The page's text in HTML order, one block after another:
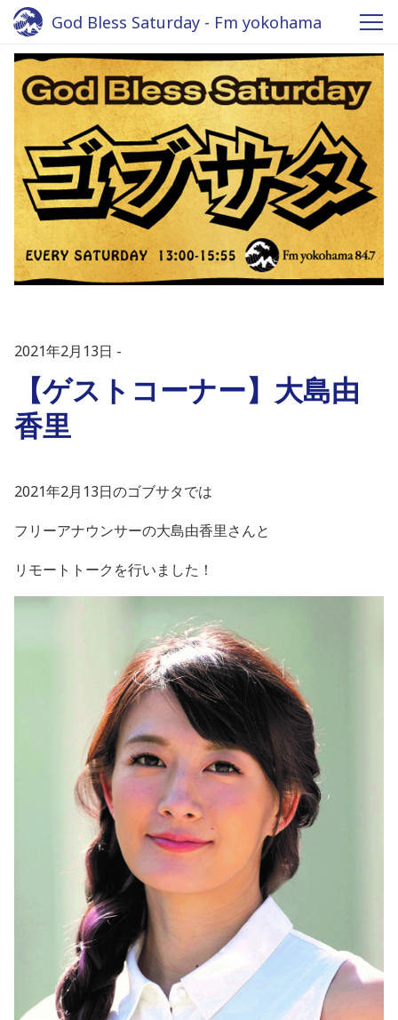
God Bless Saturday - Fm yokohama
2021年2月13日
【ゲストコーナー】大島由
香里
2021年2月13日のゴブサタでは
フリーアナウンサーの大島由香里さんと
リモートトークを行いました！